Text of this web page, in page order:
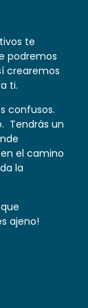
te
podremos
crearemos
ti.
confusos.
Tendrás un
el camino
la
ajeno!